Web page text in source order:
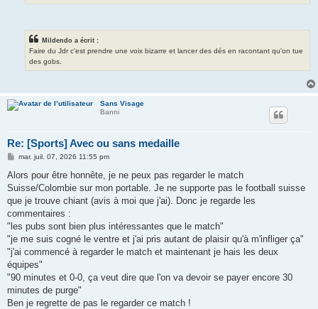
Mildendo a écrit :
Faire du Jdr c'est prendre une voix bizarre et lancer des dés en racontant qu'on tue
des gobs.
Sans Visage
Banni
Re: [Sports] Avec ou sans medaille
M
s
a
g
mar. juil. 07, 2026 11:55 pm
Alors pour être honnête, je ne peux pas regarder le match
Suisse/Colombie sur mon portable. Je ne supporte pas le football suisse
que je trouve chiant (avis à moi que j'ai). Donc je regarde les
commentaires :
"les pubs sont bien plus intéressantes que le match"
"je me suis cogné le ventre et j'ai pris autant de plaisir qu'à m'infliger ça"
"j'ai commencé à regarder le match et maintenant je hais les deux
équipes"
"90 minutes et 0-0, ça veut dire que l'on va devoir se payer encore 30
minutes de purge"
Ben je regrette de pas le regarder ce match !